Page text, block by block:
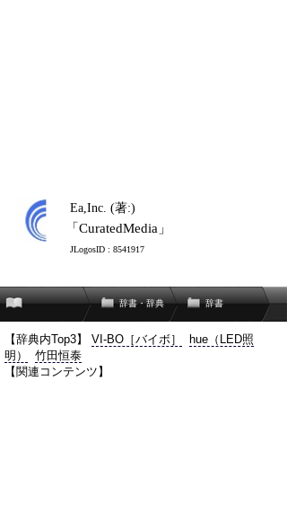
Ea,Inc. (著:)
「CuratedMedia」
JLogosID : 8541917
辞書・辞典 辞書
【辞典内Top3】 VI-BO［バイボ］
hue（LED照
明）
竹田恒泰
【関連コンテンツ】